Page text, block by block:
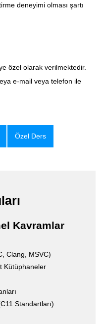
deneyimi olması şartı
özel olarak verilmektedir.
e-mail veya telefon ile
Özel Ders
Kavramlar
Clang, MSVC)
Kütüphaneler
Standartları)